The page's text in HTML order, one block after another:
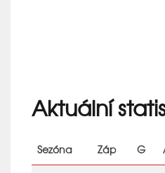
Aktuální
Sezóna Záp G